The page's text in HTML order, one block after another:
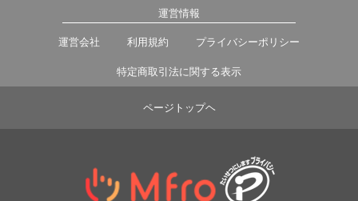
運営情報
運営会社 利用規約 プライバシーポリシー
特定商取引法に関する表示
ページトップヘ